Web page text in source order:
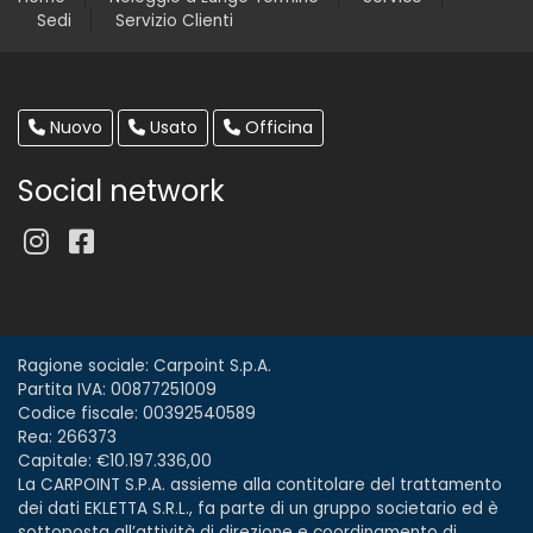
Sedi
Servizio Clienti
Nuovo Usato Officina
Social network
Ragione sociale: Carpoint S.p.A.
Partita IVA: 00877251009
Codice fiscale: 00392540589
Rea: 266373
Capitale: €10.197.336,00
La CARPOINT S.P.A. assieme alla contitolare del trattamento
dei dati EKLETTA S.R.L., fa parte di un gruppo societario ed è